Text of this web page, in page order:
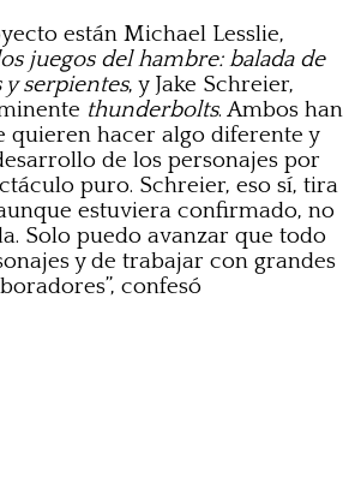
están Michael Lesslie,
juegos del hambre: balada de
y serpientes, y Jake Schreier,
thunderbolts. Ambos han
quieren hacer algo diferente y
de los personajes por
puro. Schreier, eso sí, tira
estuviera confirmado, no
Solo puedo avanzar que todo
y de trabajar con grandes
confesó